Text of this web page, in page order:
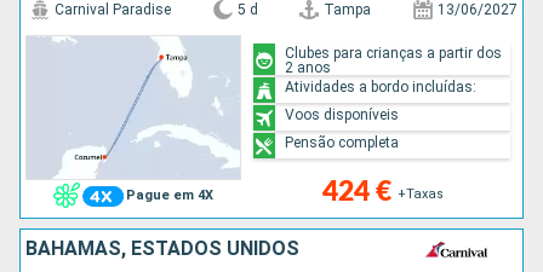
Pague em 4X
Carnival Paradise 5 d Tampa 13/06/2027
424 € +Taxas
Clubes para crianças a partir dos
2 anos
Atividades a bordo incluídas:
Voos disponíveis
Pensão completa
BAHAMAS, ESTADOS UNIDOS